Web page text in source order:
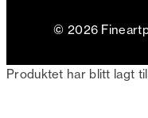
© 2026
Produktet har blitt lagt